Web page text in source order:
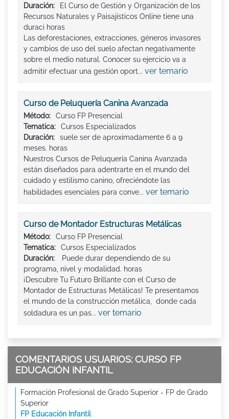
Duración:
El Curso de Gestión y Organización de los
Recursos Naturales y Paisajísticos Online tiene una
duraci horas
Las deforestaciones, extracciones, géneros invasores
y cambios de uso del suelo afectan negativamente
sobre el medio natural. Conocer su ejercicio va a
admitir efectuar una gestión oport... ver temario
Curso de Peluquería Canina Avanzada
Método:
Curso FP Presencial
Tematica:
Cursos Especializados
Duración:
suele ser de aproximadamente 6 a 9
meses. horas
Nuestros Cursos de Peluquería Canina Avanzada
están diseñados para adentrarte en el mundo del
cuidado y estilismo canino, ofreciéndote las
habilidades esenciales para conve... ver temario
Curso de Montador Estructuras Metálicas
Método:
Curso FP Presencial
Tematica:
Cursos Especializados
Duración:
Puede durar dependiendo de su
programa, nivel y modalidad. horas
¡Descubre Tu Futuro Brillante con el Curso de
Montador de Estructuras Metálicas! Te presentamos
el mundo de la construcción metálica, donde cada
soldadura es un pas... ver temario
COMENTARIOS USUARIOS: CURSO FP
EDUCACIÓN INFANTIL
Formación Profesional de Grado Superior - FP de Grado
Superior
FP Educación Infantil